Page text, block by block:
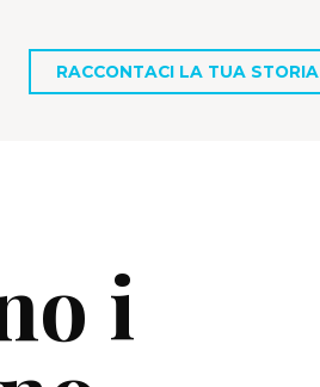
RACCONTACI LA TUA STORIA
i